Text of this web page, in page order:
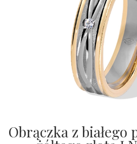
Obrączka z białego